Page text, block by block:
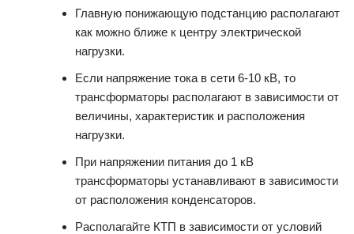
Главную понижающую подстанцию располагают
как можно ближе к центру электрической
нагрузки.
Если напряжение тока в сети 6-10 кВ, то
трансформаторы располагают в зависимости от
величины, характеристик и расположения
нагрузки.
При напряжении питания до 1 кВ
трансформаторы устанавливают в зависимости
от расположения конденсаторов.
Располагайте КТП в зависимости от условий